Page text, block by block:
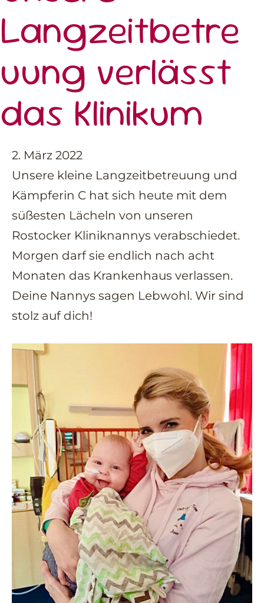
Langzeitbetre
uung verlässt
das Klinikum
2. März 2022
Unsere kleine Langzeitbetreuung und
Kämpferin C hat sich heute mit dem
süßesten Lächeln von unseren
Rostocker Kliniknannys verabschiedet.
Morgen darf sie endlich nach acht
Monaten das Krankenhaus verlassen.
Deine Nannys sagen Lebwohl. Wir sind
stolz auf dich!